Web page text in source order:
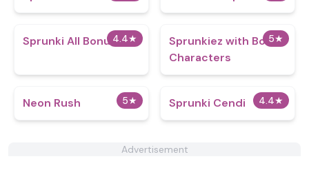
4.4★
Sprunki All Bonus 5★
Sprunkiez with Bonus
Characters
5★
Neon Rush 4.4★
Sprunki Cendi
Advertisement